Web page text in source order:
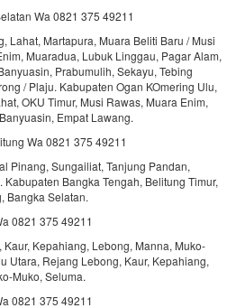
Wa 0821 375 49211
Lahat, Martapura, Muara Beliti Baru / Musi
Muaradua, Lubuk Linggau, Pagar Alam,
Prabumulih, Sekayu, Tebing
/ Plaju. Kabupaten Ogan KOmering Ulu,
OKU Timur, Musi Rawas, Muara Enim,
Empat Lawang.
Wa 0821 375 49211
Pinang, Sungailiat, Tanjung Pandan,
Bangka Tengah, Belitung Timur,
Bangka Selatan.
0821 375 49211
Kepahiang, Lebong, Manna, Muko-
Utara, Rejang Lebong, Kaur, Kepahiang,
Muko, Seluma.
0821 375 49211